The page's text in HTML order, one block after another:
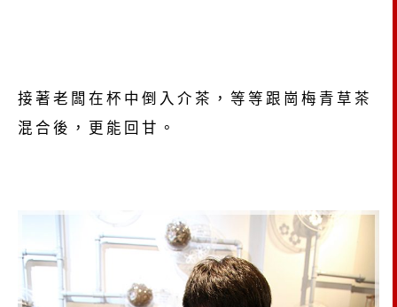
接著老闆在杯中倒入介茶，等等跟崗梅青草茶
混合後，更能回甘。